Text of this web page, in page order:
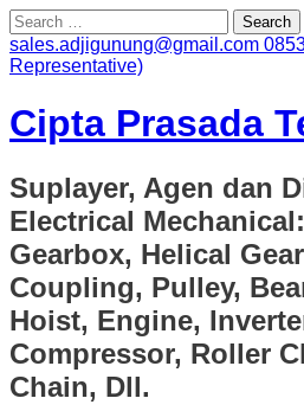
Search
for:
sales.adjigunung@gmail.com
Representative)
Cipta Prasada
Suplayer, Agen dan
Electrical
Gearbox, Helical
Coupling, Pulley,
Hoist, Engine,
Compressor, Roller
Chain, Dll.